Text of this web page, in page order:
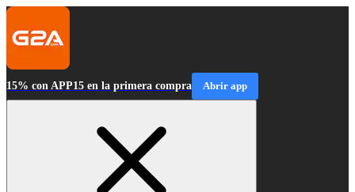
15% con APP15 en la primera compra Abrir app